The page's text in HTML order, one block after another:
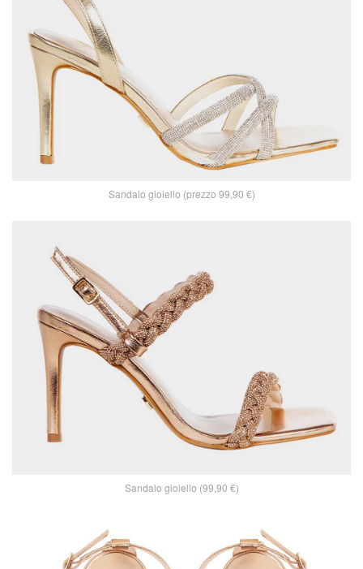
Sandalo gioiello (prezzo 99,90 €)
Sandalo gioiello (99,90 €)